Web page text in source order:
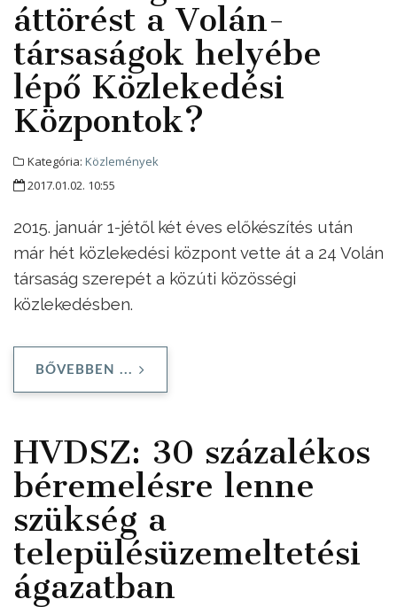
áttörést a Volán-
társaságok helyébe
lépő Közlekedési
Központok?
Kategória: Közlemények
2017.01.02. 10:55
2015. január 1-jétől két éves előkészítés után
már hét közlekedési központ vette át a 24 Volán
társaság szerepét a közúti közösségi
közlekedésben.
BŐVEBBEN ...
HVDSZ: 30 százalékos
béremelésre lenne
szükség a
településüzemeltetési
ágazatban